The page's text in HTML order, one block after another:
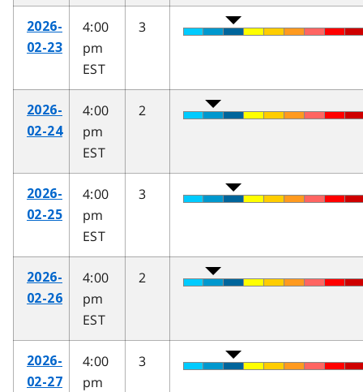
2026-
02-23
4:00
pm
EST
3
2026-
02-24
4:00
pm
EST
2
2026-
02-25
4:00
pm
EST
3
2026-
02-26
4:00
pm
EST
2
2026-
02-27
4:00
pm
3